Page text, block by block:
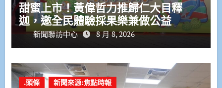
甜蜜上市！黃偉哲力推歸仁大目釋
迦，邀全民體驗採果樂兼做公益
新聞聯訪中心 8 月 8, 2026
.頭條 新聞來源:焦點時報